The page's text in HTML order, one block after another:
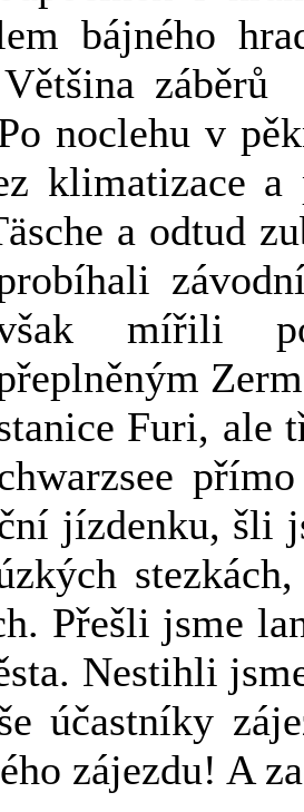
bájného
záběrů
noclehu v
klimatizace
a odtud
mířili
Furi, ale
jízdenku, šli
Přešli jsme
Nestihli
účastníky
zájezdu! A